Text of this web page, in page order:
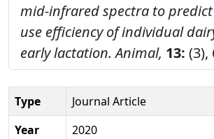
mid-infrared spectra to
use efficiency of individual
early lactation. Animal, 13: (3),
Type
Journal Article
Year
2020